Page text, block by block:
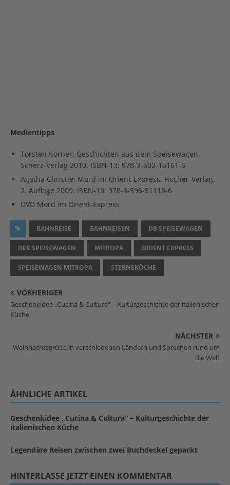
Medientipps
Torsten Körner: Geschichten aus dem Speisewagen.
Scherz-Verlag 2010. ISBN-13: 978-3-502-15161-6
Agatha Christie: Mord im Orient-Express. Fischer-Verlag,
2. Auflage 2009. ISBN-13: 978-3-596-51113-6
DVD Mord im Orient-Express
BAHNREISE BAHNREISEN DB SPEISEWAGEN
DER SPEISEWAGEN MITROPA ORIENT EXPRESS
SPEISEWAGEN MITROPA STERNEKÖCHE
VORHERIGER
Geschenkidee „Cucina & Cultura“ – Kulturgeschichte der italienischen
Küche
NÄCHSTER
Weihnachtsgrüße in verschiedenen Ländern und Sprachen rund um
die Welt
ÄHNLICHE ARTIKEL
Geschenkidee „Cucina & Cultura“ – Kulturgeschichte der
italienischen Küche
Legendäre Reisen zwischen zwei Buchdeckel gepackt
HINTERLASSE JETZT EINEN KOMMENTAR